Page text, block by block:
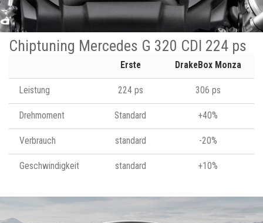
Chiptuning Mercedes G 320 CDI 224 ps
Erste DrakeBox Monza
Leistung 224 ps 306 ps
Drehmoment Standard +40%
Verbrauch standard -20%
Geschwindigkeit standard +10%